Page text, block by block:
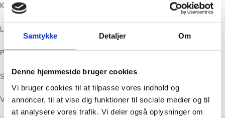
Samtykke Detaljer Om
Denne hjemmeside bruger cookies
Vi bruger cookies til at tilpasse vores indhold og
annoncer, til at vise dig funktioner til sociale medier og til
at analysere vores trafik. Vi deler også oplysninger om
Kvalitet: Silk Mohair 56 består af 75% Super Kid Mohair og 25% Silke
Løbelængde/Yardage:
Pinde /Needles:2,5 – 4 mm
Strikkefasthed/Gauge:22-30m = 10cm
Vask:Håndvaskes